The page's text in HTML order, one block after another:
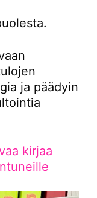
ja päädyin
kirjaa